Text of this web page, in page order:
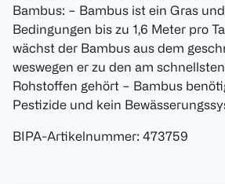
Bambus: − Bambus ist ein Gras
Bedingungen bis zu 1,6 Meter pro
wächst der Bambus aus dem
weswegen er zu den am
Rohstoffen gehört − Bambus
Pestizide und kein
BIPA-Artikelnummer: 473759